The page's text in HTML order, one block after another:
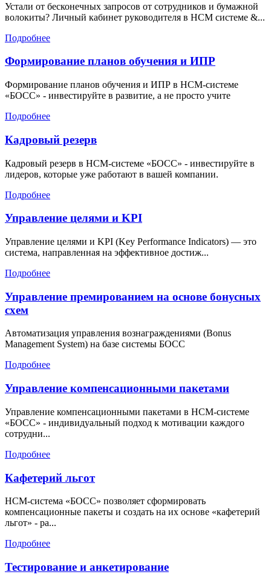
Устали от бесконечных запросов от сотрудников и бумажной
волокиты? Личный кабинет руководителя в HCM системе &...
Подробнее
Формирование планов обучения и ИПР
Формирование планов обучения и ИПР в HCM-системе
«БОСС» - инвестируйте в развитие, а не просто учите
Подробнее
Кадровый резерв
Кадровый резерв в HCM-системе «БОСС» - инвестируйте в
лидеров, которые уже работают в вашей компании.
Подробнее
Управление целями и KPI
Управление целями и KPI (Key Performance Indicators) — это
система, направленная на эффективное достиж...
Подробнее
Управление премированием на основе бонусных
схем
Автоматизация управления вознаграждениями (Bonus
Management System) на базе системы БОСС
Подробнее
Управление компенсационными пакетами
Управление компенсационными пакетами в HCM-системе
«БОСС» - индивидуальный подход к мотивации каждого
сотрудни...
Подробнее
Кафетерий льгот
HCM-система «БОСС» позволяет сформировать
компенсационные пакеты и создать на их основе «кафетерий
льгот» - ра...
Подробнее
Тестирование и анкетирование